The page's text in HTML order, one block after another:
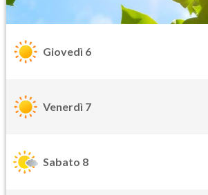
Giovedì 6
Venerdì 7
Sabato 8